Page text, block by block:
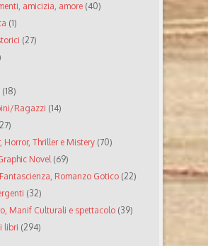
amicizia, amore (40)
(1)
(27)
(18)
Ragazzi (14)
Horror, Thriller e Mistery (70)
Novel(69)
Romanzo Gotico (22)
(32)
Manif Culturali e spettacolo (39)
libri (294)